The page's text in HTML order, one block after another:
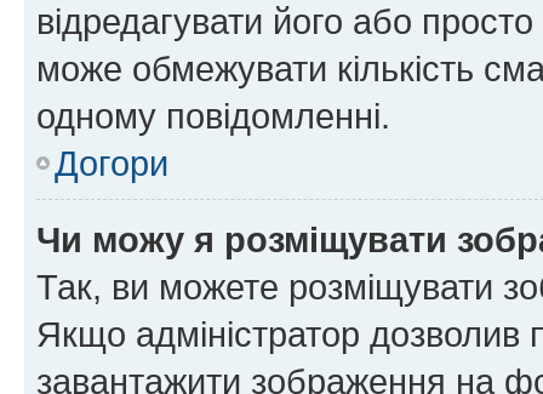
відредагувати його або
може обмежувати кількість
одному повідомленні.
Догори
Чи можу я розміщувати
Так, ви можете розміщувати
Якщо адміністратор
завантажити зображення на